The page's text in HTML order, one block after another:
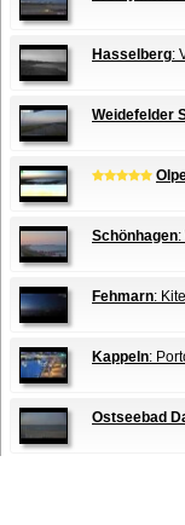
Hasselberg:
Weidefelder
Schönhagen
Fehmarn:
Kappeln:
Ostseebad